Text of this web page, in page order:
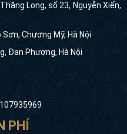
Long, số 23, Nguyễn Xiển,
Sơn, Chương Mỹ, Hà Nội
Đan Phượng, Hà Nội
PHÍ